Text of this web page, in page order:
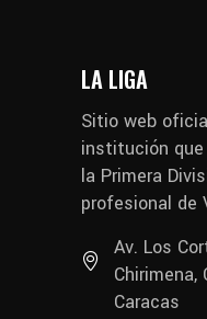
LA LIGA
Sitio web
institución
la Primera
profesional de
Av. Los
Chirimena,
Caracas